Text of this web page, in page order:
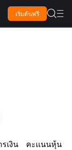
เริ่มต้นฟรี  
เงิน คะเเนนหุ้น